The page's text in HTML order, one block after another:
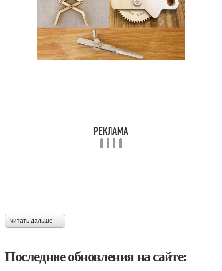
читать дальше →
Последние обновления на сайте: